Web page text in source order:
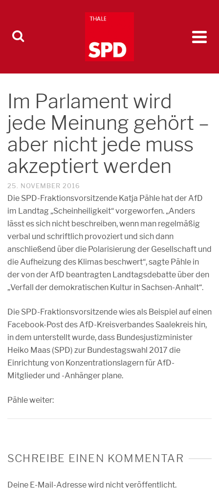
Im Parlament wird
jede Meinung gehört –
aber nicht jede muss
akzeptiert werden
25. NOVEMBER 2016
Die SPD-Fraktionsvorsitzende Katja Pähle hat der AfD
im Landtag „Scheinheiligkeit“ vorgeworfen. „Anders
lässt es sich nicht beschreiben, wenn man regelmäßig
verbal und schriftlich provoziert und sich dann
anschließend über die Polarisierung der Gesellschaft und
die Aufheizung des Klimas beschwert“, sagte Pähle in
der von der AfD beantragten Landtagsdebatte über den
„Verfall der demokratischen Kultur in Sachsen-Anhalt“.
Die SPD-Fraktionsvorsitzende wies als Beispiel auf einen
Facebook-Post des AfD-Kreisverbandes Saalekreis hin,
in dem unterstellt wurde, dass Bundesjustizminister
Heiko Maas (SPD) zur Bundestagswahl 2017 die
Einrichtung von Konzentrationslagern für AfD-
Mitglieder und -Anhänger plane.
Pähle weiter:
SCHREIBE EINEN KOMMENTAR
Deine E-Mail-Adresse wird nicht veröffentlicht.